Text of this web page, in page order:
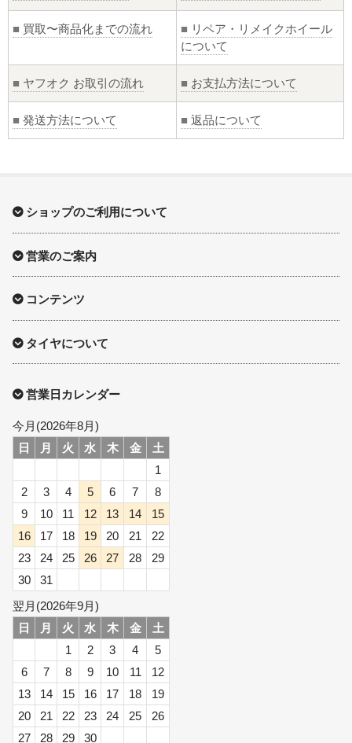
■ 買取〜商品化までの流れ ■ リペア・リメイクホイール
について
■ ヤフオク お取引の流れ ■ お支払方法について
■ 発送方法について ■ 返品について
ショップのご利用について
営業のご案内
コンテンツ
タイヤについて
営業日カレンダー
今月(2026年8月)
日
月 火 水 木 金
土
1
2
3 4 5 6 7
8
9
10 11 12 13 14
15
16
17 18 19 20 21
22
23
24 25 26 27 28
29
30
31
翌月(2026年9月)
日
月 火 水 木 金
土
1
2 3 4
5
6
7 8 9 10 11
12
13
14 15 16 17 18
19
20
21 22 23 24 25
26
27
28 29 30